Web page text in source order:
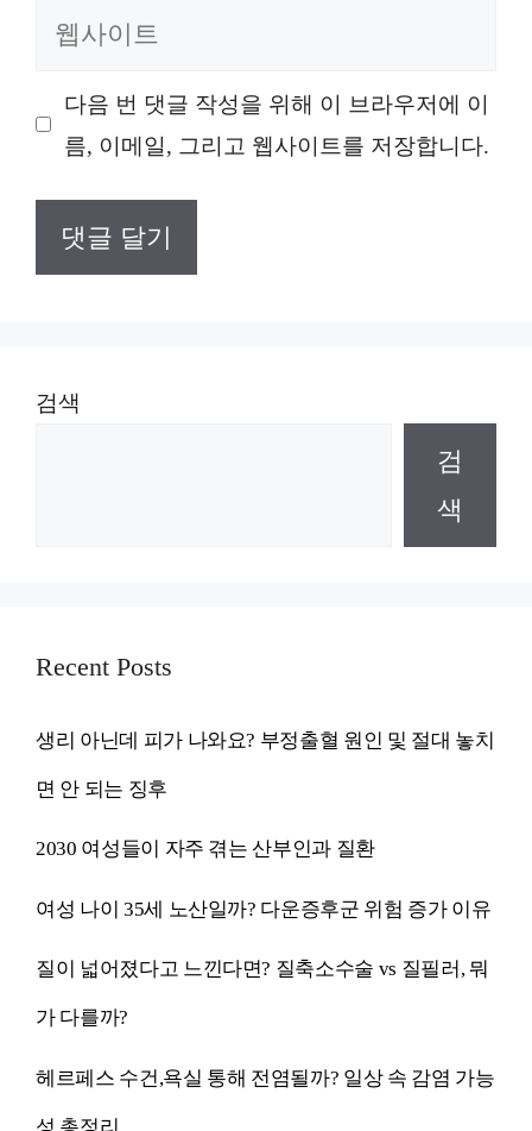
트
다음 번 댓글 작성을 위해 이 브라우저에 이
름, 이메일, 그리고 웹사이트를 저장합니다.
검색
검
색
Recent Posts
생리 아닌데 피가 나와요? 부정출혈 원인 및 절대 놓치
면 안 되는 징후
2030 여성들이 자주 겪는 산부인과 질환
여성 나이 35세 노산일까? 다운증후군 위험 증가 이유
질이 넓어졌다고 느낀다면? 질축소수술 vs 질필러, 뭐
가 다를까?
헤르페스 수건,욕실 통해 전염될까? 일상 속 감염 가능
성 총정리